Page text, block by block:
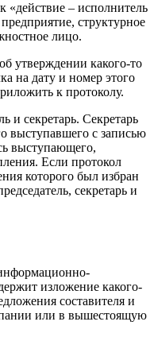
«действие – исполнитель
структурное
лицо.
утверждении какого-то
на дату и номер этого
к протоколу.
и секретарь. Секретарь
выступавшего с записью
выступающего,
Если протокол
которого был избран
секретарь и
изложение какого-
составителя и
или в вышестоящую